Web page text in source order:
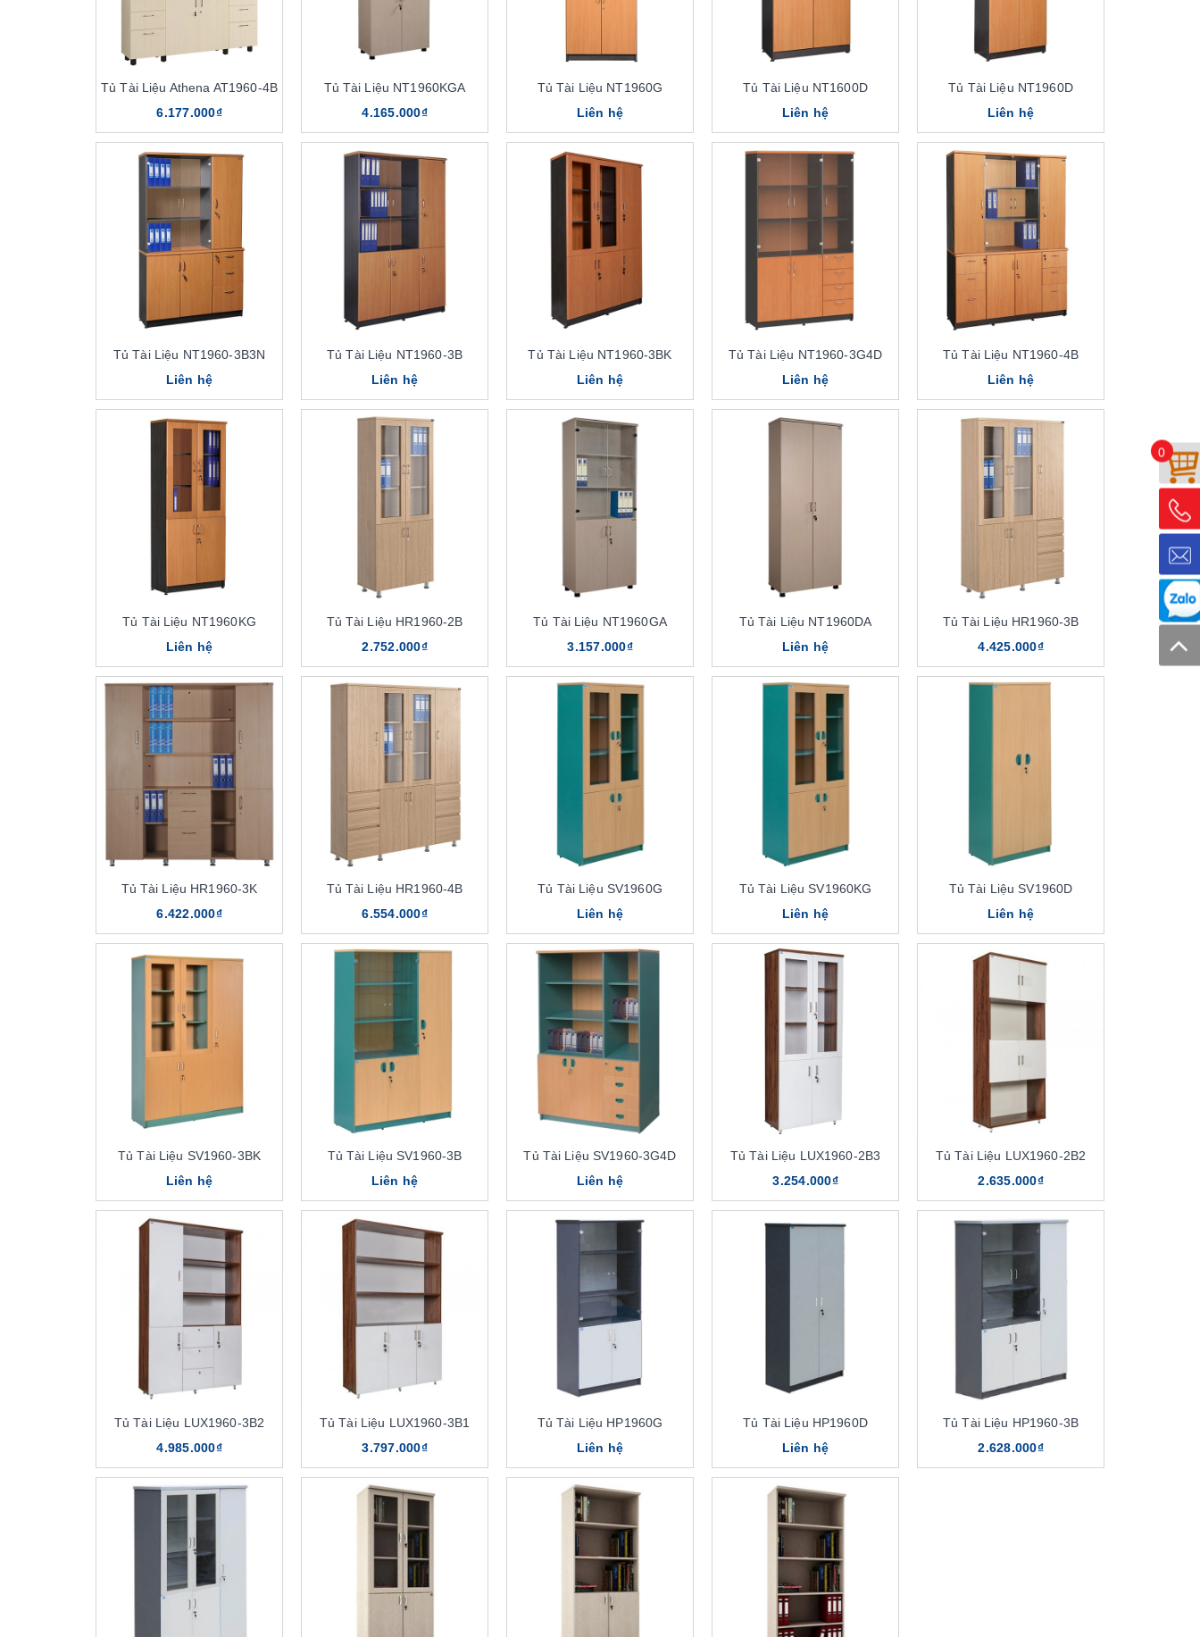
Tủ Tài Liệu Athena AT1960-4B
6.177.000₫
Tủ Tài Liệu NT1960KGA
4.165.000₫
Tủ Tài Liệu NT1960G
Liên hệ
Tủ Tài Liệu NT1600D
Liên hệ
Tủ Tài Liệu NT1960D
Liên hệ
Tủ Tài Liệu NT1960-3B3N
Liên hệ
Tủ Tài Liệu NT1960-3B
Liên hệ
Tủ Tài Liệu NT1960-3BK
Liên hệ
Tủ Tài Liệu NT1960-3G4D
Liên hệ
Tủ Tài Liệu NT1960-4B
Liên hệ
Tủ Tài Liệu NT1960KG
Liên hệ
Tủ Tài Liệu HR1960-2B
2.752.000₫
Tủ Tài Liệu NT1960GA
3.157.000₫
Tủ Tài Liệu NT1960DA
Liên hệ
Tủ Tài Liệu HR1960-3B
4.425.000₫
Tủ Tài Liệu HR1960-3K
6.422.000₫
Tủ Tài Liệu HR1960-4B
6.554.000₫
Tủ Tài Liệu SV1960G
Liên hệ
Tủ Tài Liệu SV1960KG
Liên hệ
Tủ Tài Liệu SV1960D
Liên hệ
Tủ Tài Liệu SV1960-3BK
Liên hệ
Tủ Tài Liệu SV1960-3B
Liên hệ
Tủ Tài Liệu SV1960-3G4D
Liên hệ
Tủ Tài Liệu LUX1960-2B3
3.254.000₫
Tủ Tài Liệu LUX1960-2B2
2.635.000₫
Tủ Tài Liệu LUX1960-3B2
4.985.000₫
Tủ Tài Liệu LUX1960-3B1
3.797.000₫
Tủ Tài Liệu HP1960G
Liên hệ
Tủ Tài Liệu HP1960D
Liên hệ
Tủ Tài Liệu HP1960-3B
2.628.000₫
0